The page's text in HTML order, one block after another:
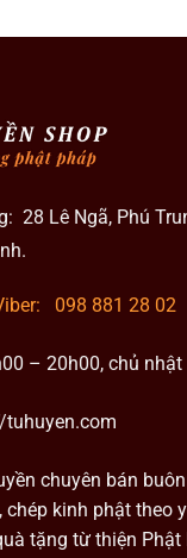
28 Lê Ngã, Phú
098 881 28 02
– 20h00, chủ nhật
chuyên bán
chép kinh phật theo
tặng từ thiện Phật